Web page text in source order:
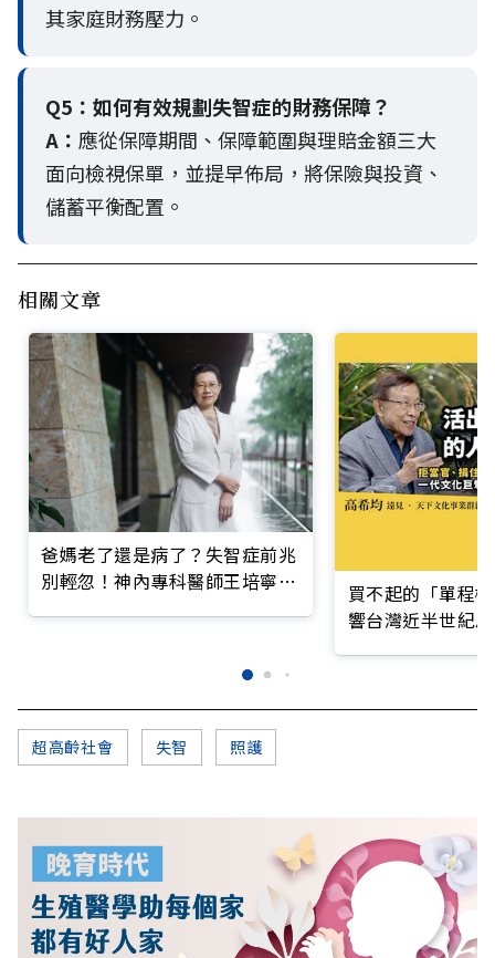
其家庭財務壓力。
Q5： 如何有效規劃失智症的財務保障？
A： 應從保障期間、保障範圍與理賠金額三大
面向檢視保單，並提早佈局，將保險與投資、
儲蓄平衡配置。
相關文章
爸媽老了還是病了？失智症前兆
別輕忽！神內專科醫師王培寧呼
買不起的「單程
響台灣近半世紀
超高齡社會 失智 照護